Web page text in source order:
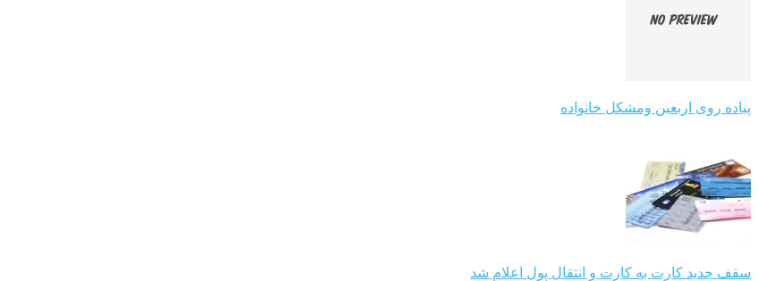
پیاده روی اربعین ومشکل خانواده
سقف جدید کارت به کارت و انتقال پول اعلام شد